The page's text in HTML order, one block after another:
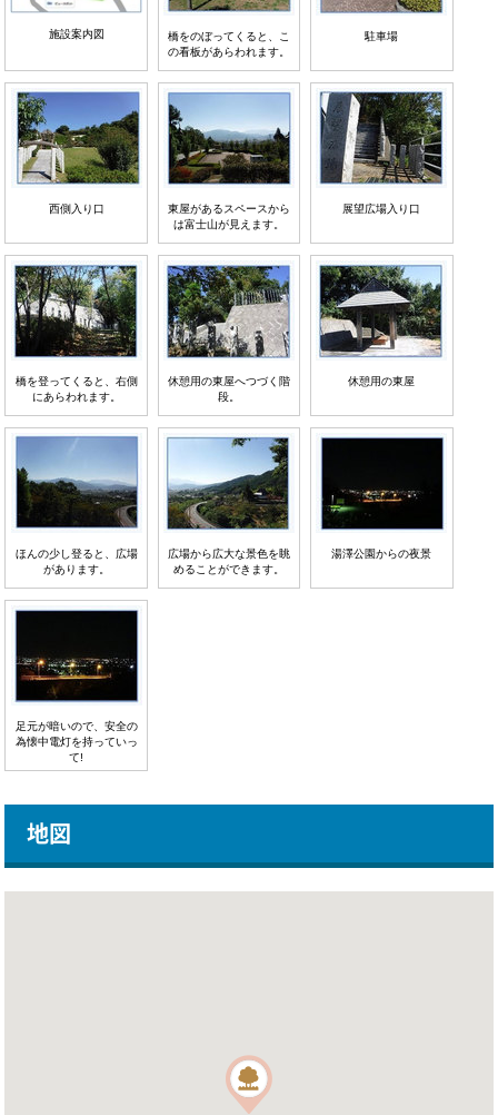
施設案内図
橋をのぼってくると、こ
の看板があらわれます。
駐車場
西側入り口
東屋があるスペースから
は富士山が見えます。
展望広場入り口
橋を登ってくると、右側
にあらわれます。
休憩用の東屋へつづく階
段。
休憩用の東屋
ほんの少し登ると、広場
があります。
広場から広大な景色を眺
めることができます。
湯澤公園からの夜景
足元が暗いので、安全の
為懐中電灯を持っていっ
て!
地図